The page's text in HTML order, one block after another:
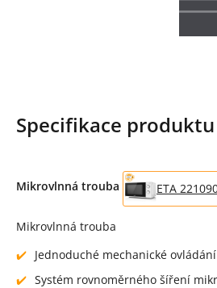
Specifikace produktu
Mikrovlnná trouba ETA
Mikrovlnná trouba
Jednoduché mechanické ovládání
Systém rovnoměrného šíření